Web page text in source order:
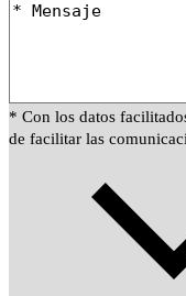
* Con los datos
de facilitar las